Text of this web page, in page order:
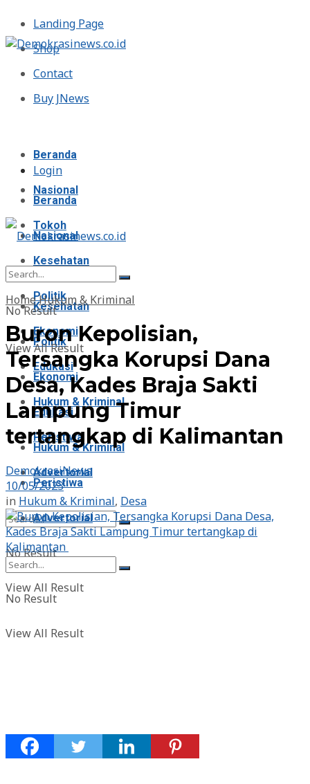
Landing Page
Shop
Contact
Buy JNews
Login
Beranda
Nasional
Tokoh
Kesehatan
Politik
Ekonomi
Edukasi
Hukum & Kriminal
Peristiwa
Advertorial
No Result
View All Result
Beranda
Nasional
Tokoh
Kesehatan
Politik
Ekonomi
Edukasi
Hukum & Kriminal
Peristiwa
Advertorial
No Result
View All Result
No Result
View All Result
HomeHukum & Kriminal
Buron Kepolisian,
Tersangka Korupsi Dana
Desa, Kades Braja Sakti
Lampung Timur
tertangkap di Kalimantan
DemokrasiNews
10/05/2023
in Hukum & Kriminal, Desa